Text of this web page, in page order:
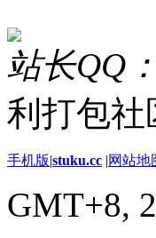
站长QQ
利打包社
手机版|stuku.cc |网站地
GMT+8,